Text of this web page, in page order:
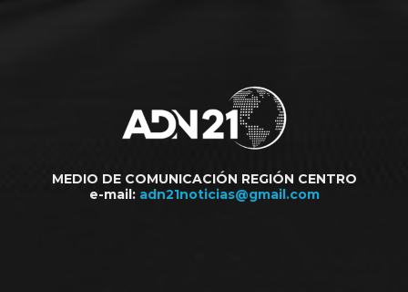
MEDIO DE COMUNICACIÓN REGIÓN CENTRO
e-mail: adn21noticias@gmail.com